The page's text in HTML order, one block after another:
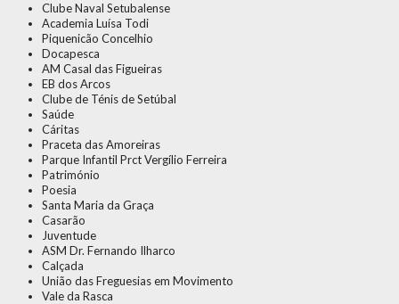
Clube Naval Setubalense
Academia Luísa Todi
Piquenicão Concelhio
Docapesca
AM Casal das Figueiras
EB dos Arcos
Clube de Ténis de Setúbal
Saúde
Cáritas
Praceta das Amoreiras
Parque Infantil Prct Vergílio Ferreira
Património
Poesia
Santa Maria da Graça
Casarão
Juventude
ASM Dr. Fernando Ilharco
Calçada
União das Freguesias em Movimento
Vale da Rasca